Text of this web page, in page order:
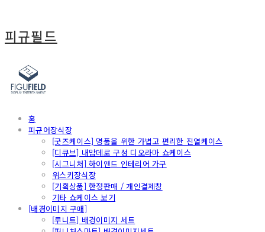
피규필드
홈
피규어장식장
[굿즈케이스] 명품을 위한 가볍고 편리한 진열케이스
[디큐브] 내맘데로 구성 디오라마 쇼케이스
[시그니처] 하이앤드 인테리어 가구
위스키장식장
[기획상품] 한정판매 / 개인결제창
기타 쇼케이스 보기
[배경이미지 구매]
[루니트] 배경이미지 세트